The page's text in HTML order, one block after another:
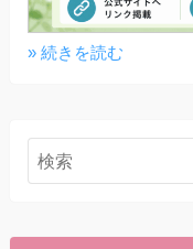
» 続きを読む